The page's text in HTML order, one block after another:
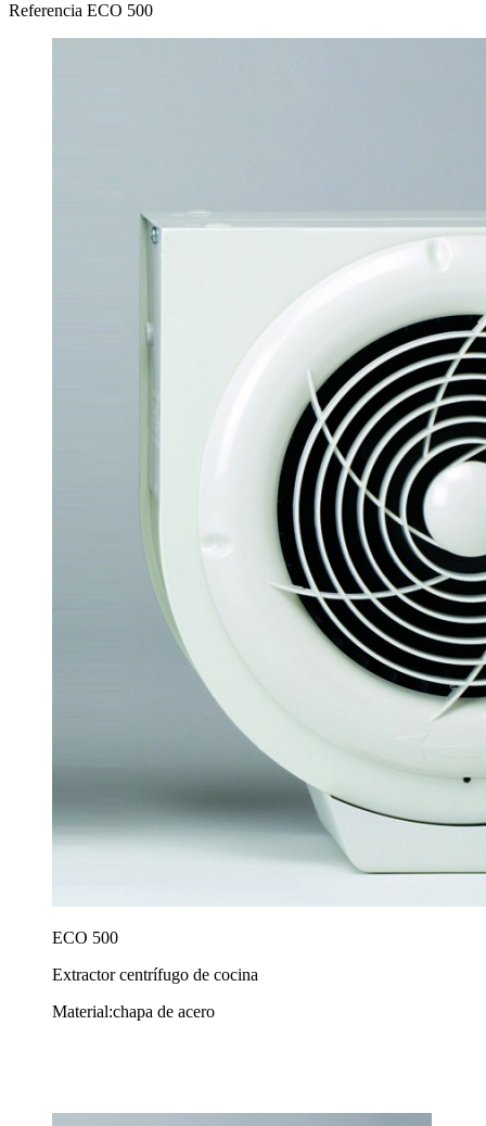
Referencia ECO 500
ECO 500
Extractor centrífugo de cocina
Material:chapa de acero